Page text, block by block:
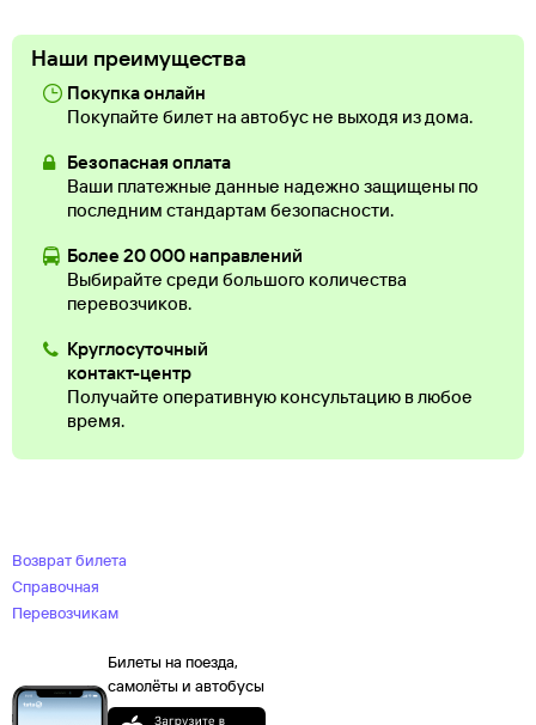
Наши преимущества
Покупка онлайн
Покупайте билет на автобус не выходя из дома.
Безопасная оплата
Ваши платежные данные надежно защищены по
последним стандартам безопасности.
Более 20 000 направлений
Выбирайте среди большого количества
перевозчиков.
Круглосуточный
контакт-центр
Получайте оперативную консультацию в любое
время.
Возврат билета
Справочная
Перевозчикам
Билеты на поезда,
самолёты и автобусы